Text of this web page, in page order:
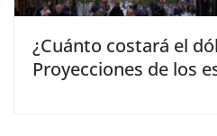
¿Cuánto costará el
Proyecciones de los